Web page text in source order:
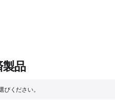
品
ください。